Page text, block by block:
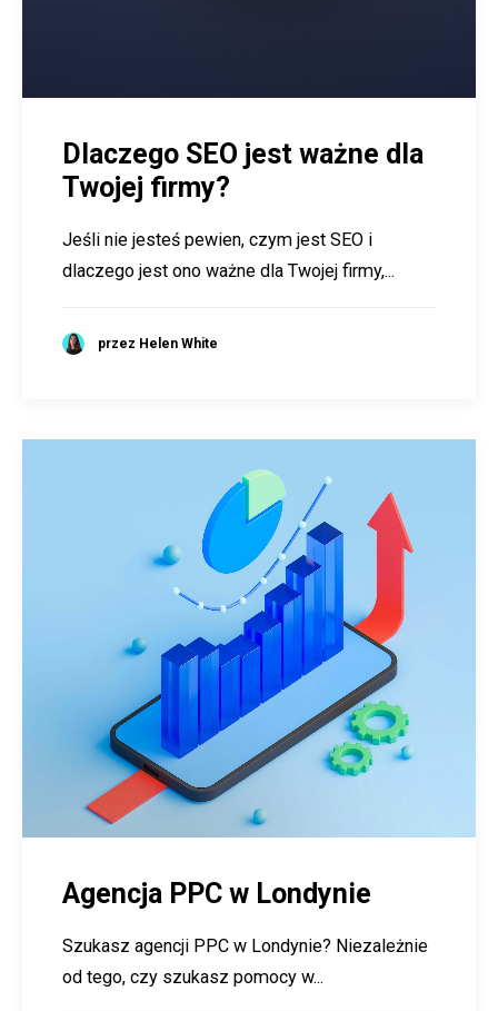
Dlaczego SEO jest ważne dla
Twojej firmy?
Jeśli nie jesteś pewien, czym jest SEO i
dlaczego jest ono ważne dla Twojej firmy,...
przez Helen White
Agencja PPC w Londynie
Szukasz agencji PPC w Londynie? Niezależnie
od tego, czy szukasz pomocy w...